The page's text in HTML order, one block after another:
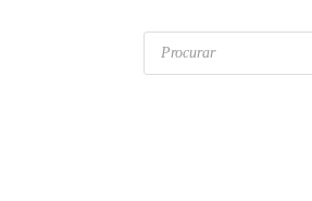
Pesquisar
produtos